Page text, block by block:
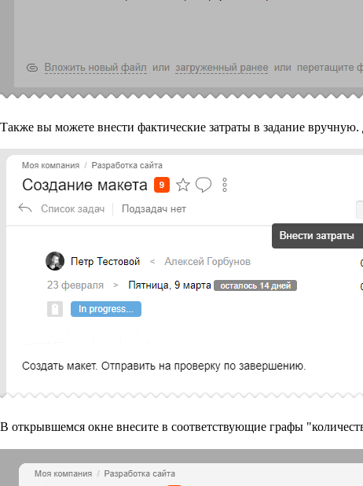
Также вы можете внести фактические затраты в задание
В открывшемся окне внесите в соответствующие графы